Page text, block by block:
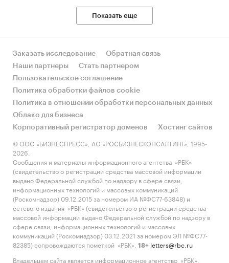
Показать еще
Заказать исследование
Обратная связь
Наши партнеры
Стать партнером
Пользовательское соглашение
Политика обработки файлов cookie
Политика в отношении обработки персональных данных
Облако для бизнеса
Корпоративный регистратор доменов
Хостинг сайтов
© ООО «БИЗНЕСПРЕСС», АО «РОСБИЗНЕСКОНСАЛТИНГ», 1995-
2026.
Сообщения и материалы информационного агентства «РБК»
(свидетельство о регистрации средства массовой информации
выдано Федеральной службой по надзору в сфере связи,
информационных технологий и массовых коммуникаций
(Роскомнадзор) 09.12.2015 за номером ИА №ФС77-63848) и
сетевого издания «РБК» (свидетельство о регистрации средства
массовой информации выдано Федеральной службой по надзору в
сфере связи, информационных технологий и массовых
коммуникаций (Роскомнадзор) 03.12.2021 за номером ЭЛ №ФС77-
82385) сопровождаются пометкой «РБК».
18+ letters@rbc.ru
Владельцем сайта является информационное агентство «РБК».